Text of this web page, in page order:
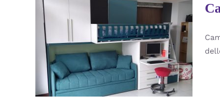
Cameretta ragazzabile in
Outlet
Offerte